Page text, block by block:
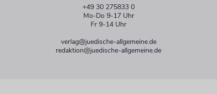
+49 30 275833 0
Mo-Do 9-17 Uhr
Fr 9-14 Uhr
verlag@juedische-allgemeine.de
redaktion@juedische-allgemeine.de